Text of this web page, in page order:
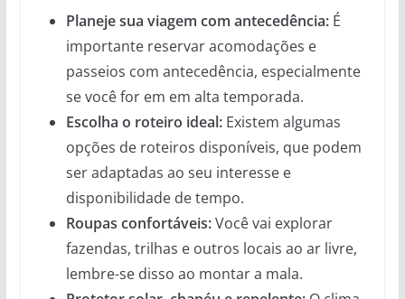
Planeje sua viagem com antecedência:É
importante reservar acomodações e
passeios com antecedência, especialmente
se você for em em alta temporada.
Escolha o roteiro ideal:Existem algumas
opções de roteiros disponíveis, que podem
ser adaptadas ao seu interesse e
disponibilidade de tempo.
Roupas confortáveis:Você vai explorar
fazendas, trilhas e outros locais ao ar livre,
lembre-se disso ao montar a mala.